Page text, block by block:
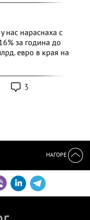
нас нараснаха с
за година до
евро в края на
3
НАГОРЕ